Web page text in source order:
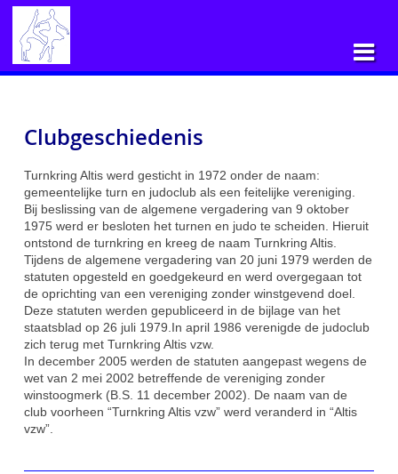
Clubgeschiedenis
Turnkring Altis werd gesticht in 1972 onder de naam:
gemeentelijke turn en judoclub als een feitelijke vereniging.
Bij beslissing van de algemene vergadering van 9 oktober
1975 werd er besloten het turnen en judo te scheiden. Hieruit
ontstond de turnkring en kreeg de naam Turnkring Altis.
Tijdens de algemene vergadering van 20 juni 1979 werden de
statuten opgesteld en goedgekeurd en werd overgegaan tot
de oprichting van een vereniging zonder winstgevend doel.
Deze statuten werden gepubliceerd in de bijlage van het
staatsblad op 26 juli 1979.In april 1986 verenigde de judoclub
zich terug met Turnkring Altis vzw.
In december 2005 werden de statuten aangepast wegens de
wet van 2 mei 2002 betreffende de vereniging zonder
winstoogmerk (B.S. 11 december 2002). De naam van de
club voorheen “Turnkring Altis vzw” werd veranderd in “Altis
vzw”.